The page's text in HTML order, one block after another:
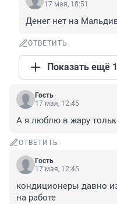
17 мая, 18:51
Денег нет на
ОТВЕТИТЬ
Показать ещё
Гость
17 мая, 12:45
А я люблю в жару
ОТВЕТИТЬ
Гость
17 мая, 12:45
кондиционеры давно
на работе